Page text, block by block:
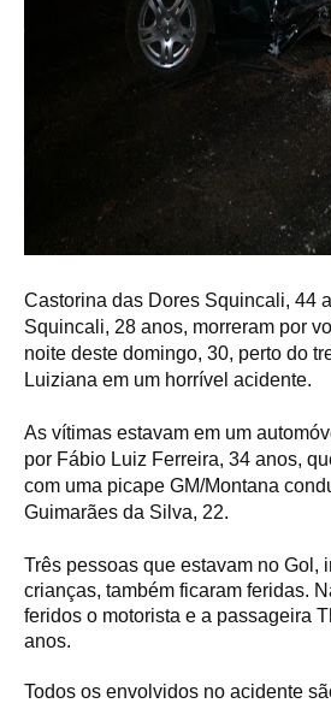
Castorina das Dores Squincali, 44
Squincali, 28 anos, morreram por
noite deste domingo, 30, perto do
Luiziana em um horrível acidente.
As vítimas estavam em um
por Fábio Luiz Ferreira, 34 anos,
com uma picape GM/Montana
Guimarães da Silva, 22.
Três pessoas que estavam no Gol,
crianças, também ficaram feridas.
feridos o motorista e a passageira
anos.
Todos os envolvidos no acidente